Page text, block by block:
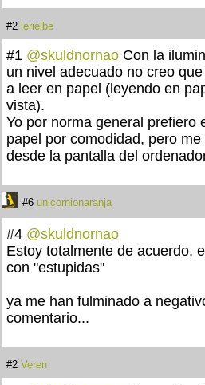
#2 lerielbe
#1 @skuldnornao Con la
un nivel adecuado no creo
a leer en papel (leyendo en
vista).
Yo por norma general prefiero
papel por comodidad, pero
desde la pantalla del
#6 unicornionaranja
#4 @skuldnornao
Estoy totalmente de acuerdo,
con "estupidas"
ya me han fulminado a
comentario...
#2 Veren